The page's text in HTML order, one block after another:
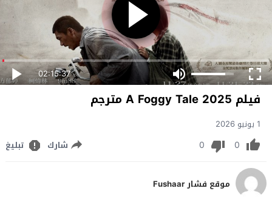
02:15:37
فيلم A Foggy Tale 2025 مترجم
1 يونيو 2026
0
0 شارك تبليغ
موقع فشار Fushaar